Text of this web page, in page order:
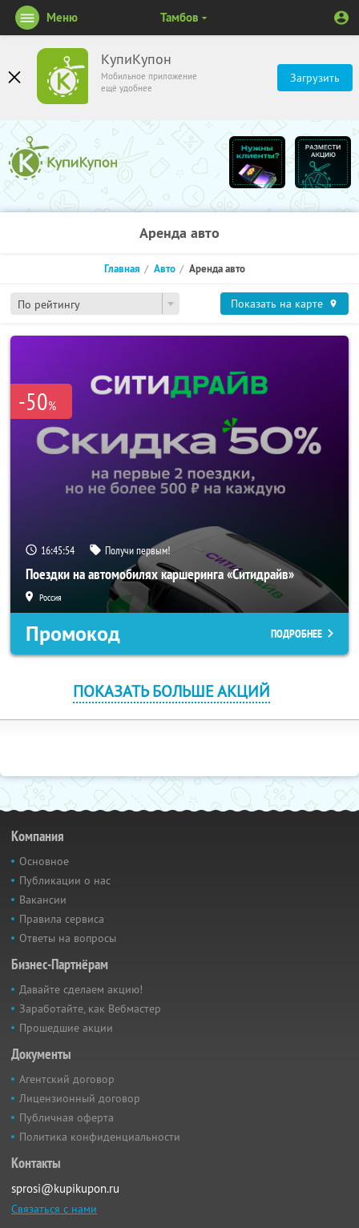
КупиКупон
Мобильное приложение
ещё удобнее
Загрузить
Меню Тамбов
Аренда авто
По рейтингу
Главная Авто Аренда авто
Показать на карте
-50%
16:45:54 Получи первым!
Поездки на автомобилях каршеринга «Ситидрайв»
Россия
Промокод ПОДРОБНЕЕ
ПОКАЗАТЬ БОЛЬШЕ АКЦИЙ
Компания
Основное
Публикации о нас
Вакансии
Правила сервиса
Ответы на вопросы
Бизнес-Партнёрам
Давайте сделаем акцию!
Заработайте, как Вебмастер
Прошедшие акции
Документы
Агентский договор
Лицензионный договор
Публичная оферта
Политика конфиденциальности
Контакты
sprosi@kupikupon.ru
Связаться с нами